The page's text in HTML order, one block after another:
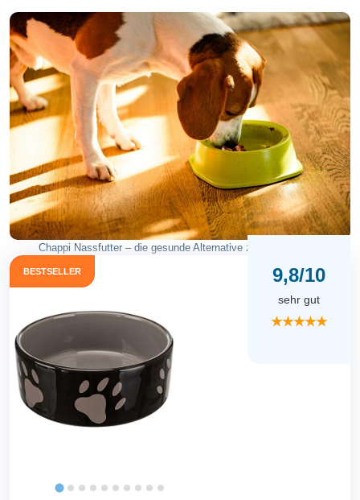
Chappi Nassfutter – die gesunde Alternative zu Trockenfutter
BESTSELLER 9,8/10
sehr gut
★★★★★